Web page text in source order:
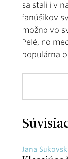
sa stali i v
fanúšikov
možno vo
Pelé, no
populárna
Jana